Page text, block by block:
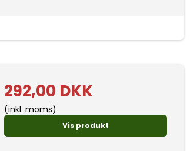
292,00 DKK
(inkl. moms)
Vis produkt